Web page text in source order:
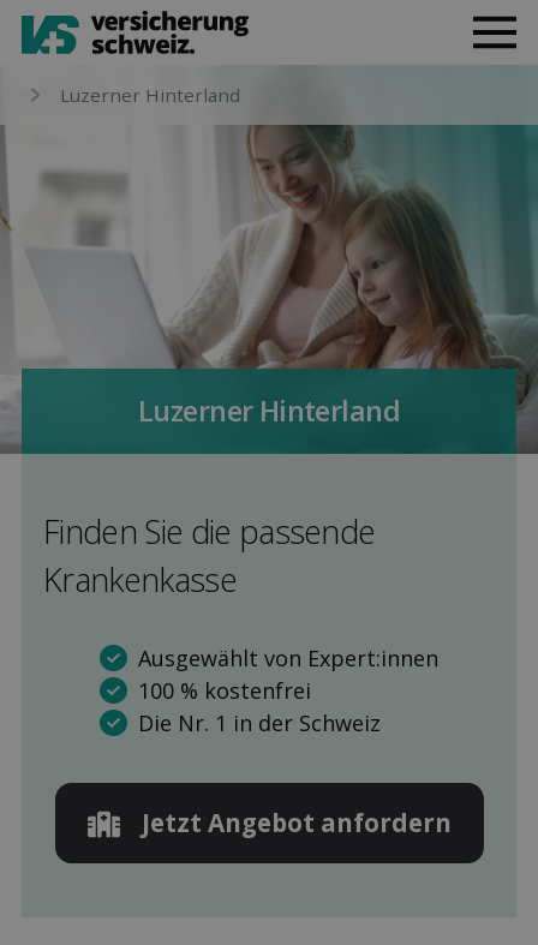
Luzerner Hinterland
Luzerner Hinterland
Finden Sie die pas­sende
Kranken­kasse
Ausgewählt von Expert:innen
100 % kostenfrei
Die Nr. 1 in der Schweiz
Jetzt Angebot anfordern